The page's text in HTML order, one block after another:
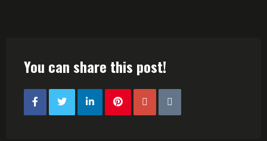
You can share this post!